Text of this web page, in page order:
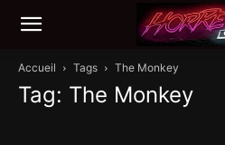
Accueil Tags The Monkey
Tag: The Monkey